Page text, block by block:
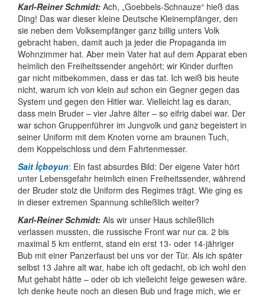
Karl-Reiner Schmidt: Ach, „Goebbels-Schnauze“ hieß das
Ding! Das war dieser kleine Deutsche Klein­empfänger, den
sie neben dem Volks­empfänger ganz billig unters Volk
gebracht haben, damit auch ja jeder die Propa­ganda im
Wohn­zimmer hat. Aber mein Vater hat auf dem Apparat eben
heimlich den Freiheits­sender angehört; wir Kinder durften
gar nicht mitbekommen, dass er das tat. Ich weiß bis heute
nicht, warum ich von klein auf schon ein Gegner gegen das
System und gegen den Hitler war. Vielleicht lag es daran,
dass mein Bruder – vier Jahre älter – so eifrig dabei war. Der
war schon Gruppen­führer im Jungvolk und ganz begeistert in
seiner Uniform mit dem Knoten vorne am braunen Tuch,
dem Koppel­schloss und dem Fahrtenmesser.
Sait İçboyun: Ein fast absurdes Bild: Der eigene Vater hört
unter Lebens­gefahr heimlich einen Freiheits­sender, während
der Bruder stolz die Uniform des Regimes trägt. Wie ging es
in dieser extremen Spannung schließlich weiter?
Karl-Reiner Schmidt: Als wir unser Haus schließlich
verlassen mussten, die russische Front war nur ca. 2 bis
maximal 5 km entfernt, stand ein erst 13- oder 14-jähriger
Bub mit einer Panzerfaust bei uns vor der Tür. Als ich später
selbst 13 Jahre alt war, habe ich oft gedacht, ob ich wohl den
Mut gehabt hätte – oder ob ich vielleicht feige gewesen wäre.
Ich denke heute noch an diesen Bub und frage mich, wie er